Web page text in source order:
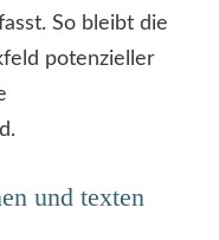
So bleibt die
potenzieller
und texten